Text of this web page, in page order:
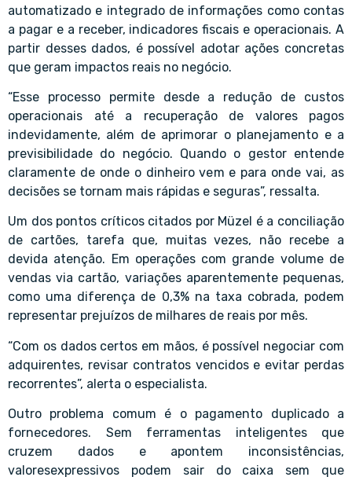
automatizado e integrado de informações como contas
a pagar e a receber, indicadores fiscais e operacionais. A
partir desses dados, é possível adotar ações concretas
que geram impactos reais no negócio.
“Esse processo permite desde a redução de custos
operacionais até a recuperação de valores pagos
indevidamente, além de aprimorar o planejamento e a
previsibilidade do negócio. Quando o gestor entende
claramente de onde o dinheiro vem e para onde vai, as
decisões se tornam mais rápidas e seguras”, ressalta.
Um dos pontos críticos citados por Müzel é a conciliação
de cartões, tarefa que, muitas vezes, não recebe a
devida atenção. Em operações com grande volume de
vendas via cartão, variações aparentemente pequenas,
como uma diferença de 0,3% na taxa cobrada, podem
representar prejuízos de milhares de reais por mês.
“Com os dados certos em mãos, é possível negociar com
adquirentes, revisar contratos vencidos e evitar perdas
recorrentes”, alerta o especialista.
Outro problema comum é o pagamento duplicado a
fornecedores. Sem ferramentas inteligentes que
cruzem dados e apontem inconsistências,
valoresexpressivos podem sair do caixa sem que